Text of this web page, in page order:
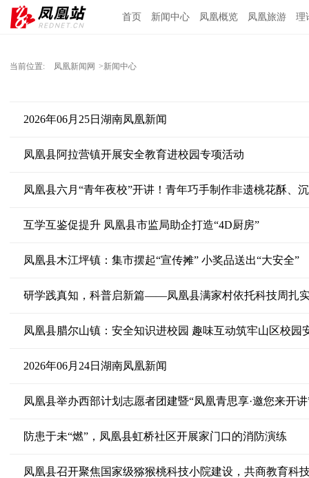
首页 新闻中心 凤凰概览 凤凰旅游 理
当前位置: 凤凰新闻网 >新闻中心
2026年06月25日湖南凤凰新闻
凤凰县阿拉营镇开展安全教育进校园专项活动
凤凰县六月“青年夜校”开讲！青年巧手制作非遗桃花酥、
互学互鉴促提升 凤凰县市监局助企打造“4D厨房”
凤凰县木江坪镇：集市摆起“宣传摊” 小奖品送出“大安全”
研学践真知，科普启新篇——凤凰县满家村依托科技周扎
凤凰县腊尔山镇：安全知识进校园 趣味互动筑牢山区校园
2026年06月24日湖南凤凰新闻
凤凰县举办西部计划志愿者团建暨“凤凰青思享·邀您来开
防患于未“燃”，凤凰县虹桥社区开展家门口的消防演练
凤凰县召开聚焦国家级猕猴桃科技小院建设，共商教育科